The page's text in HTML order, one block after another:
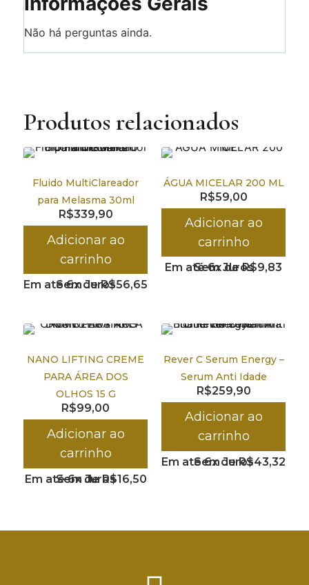
Não há perguntas ainda.
Produtos relacionados
Fluido MultiClareador
para Melasma 30ml
R$339,90
Adicionar ao
carrinho
Em até 6x deR$56,65
Sem Juros
ÁGUA MICELAR 200 ML
R$59,00
Adicionar ao
carrinho
Em até 6x deR$9,83
Sem Juros
NANO LIFTING CREME
PARA ÁREA DOS
OLHOS 15 G
R$99,00
Adicionar ao
carrinho
Em até 6x deR$16,50
Sem Juros
Rever C Serum Energy –
Serum Anti Idade
R$259,90
Adicionar ao
carrinho
Em até 6x deR$43,32
Sem Juros